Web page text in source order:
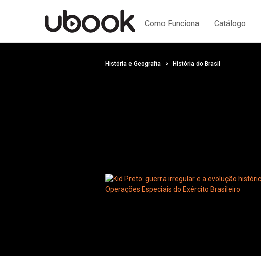
Como Funciona Catálogo
História e Geografia História do Brasil